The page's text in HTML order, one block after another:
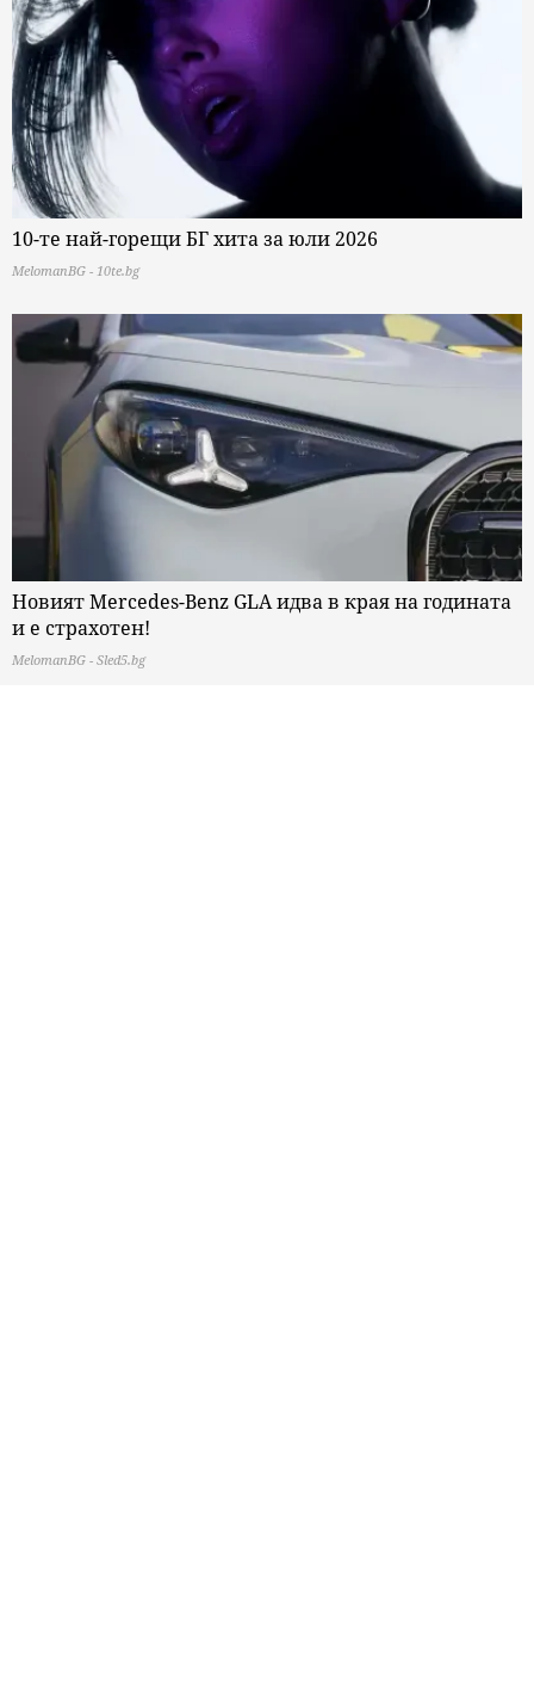
10-те най-горещи БГ хита за юли 2026
MelomanBG - 10te.bg
Новият Mercedes-Benz GLA идва в края на годината
и е страхотен!
MelomanBG - Sled5.bg